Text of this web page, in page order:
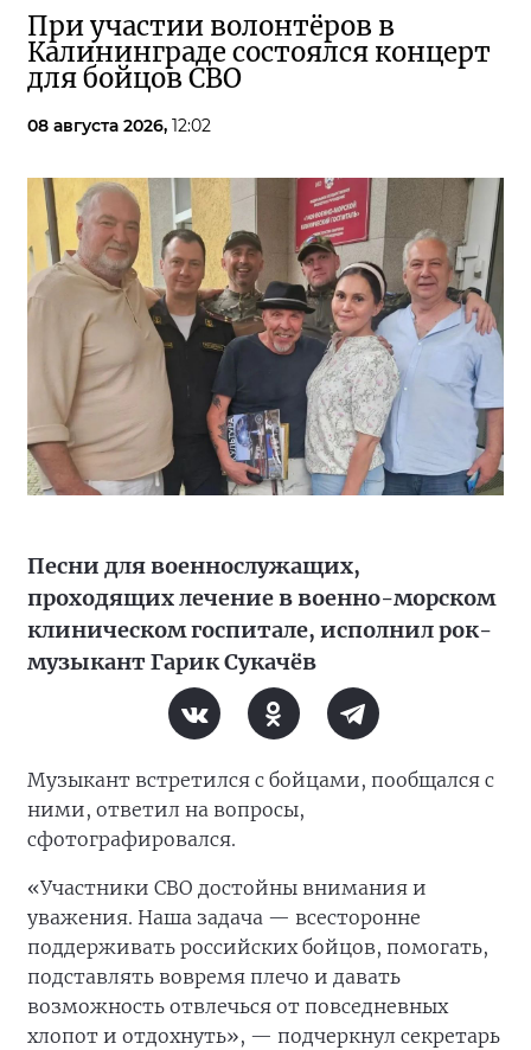
При участии волонтёров в
Калининграде состоялся концерт
для бойцов СВО
08 августа 2026, 12:02
Песни для военнослужащих,
проходящих лечение в военно-морском
клиническом госпитале, исполнил рок-
музыкант Гарик Сукачёв
Музыкант встретился с бойцами, пообщался с
ними, ответил на вопросы,
сфотографировался.
«Участники СВО достойны внимания и
уважения. Наша задача — всесторонне
поддерживать российских бойцов, помогать,
подставлять вовремя плечо и давать
возможность отвлечься от повседневных
хлопот и отдохнуть», — подчеркнул секретарь